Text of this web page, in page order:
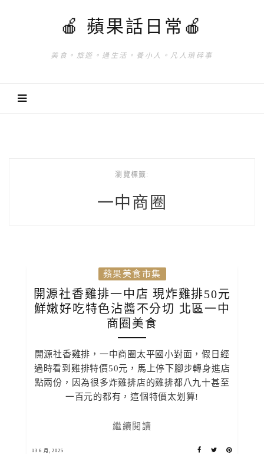
🍎 蘋果話日常🍎
美食。旅遊。過生活。養小人。凡人瑣碎事
瀏覽標籤:
一中商圈
蘋果美食市集
開源社香雞排一中店 現炸雞排50元
鮮嫩好吃特色沾醬不分切 北區一中
商圈美食
開源社香雞排，一中商圈太平國小對面，假日經
過時看到雞排特價50元，馬上停下腳步轉身進店
點兩份，因為很多炸雞排店的雞排都八九十甚至
一百元的都有，這個特價太划算!
繼續閱讀
13 6 月, 2025